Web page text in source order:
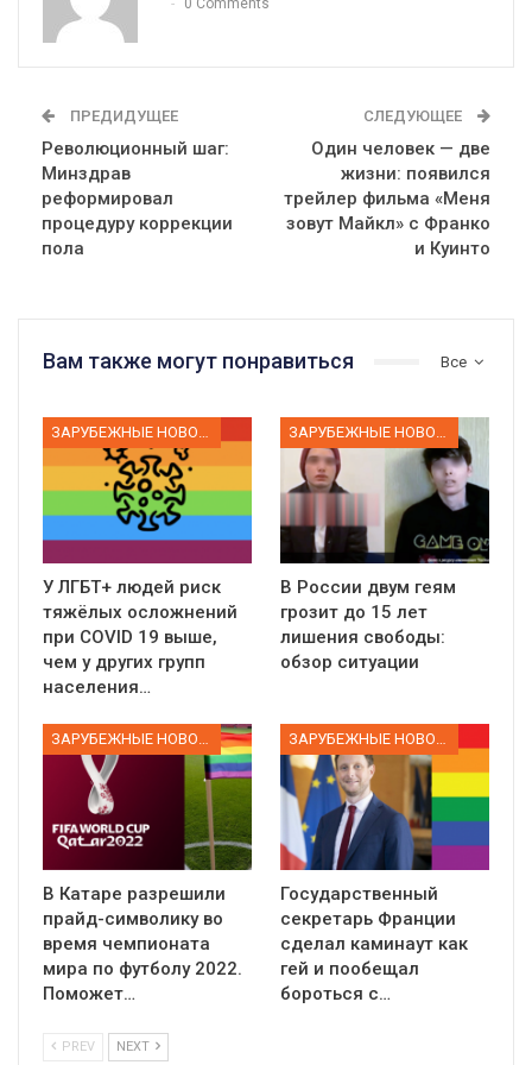
ПРЕДИДУЩЕЕ
Революционный шаг:
Минздрав
реформировал
процедуру коррекции
пола
СЛЕДУЮЩЕЕ
Один человек — две
жизни: появился
трейлер фильма «Меня
зовут Майкл» с Франко
и Куинто
Все
Вам также могут понравиться
У ЛГБТ+ людей риск
тяжёлых осложнений
при COVID 19 выше,
чем у других групп
населения…
В России двум геям
грозит до 15 лет
лишения свободы:
обзор ситуации
ЗАРУБЕЖНЫЕ НОВОСТИ
В Катаре разрешили
прайд-символику во
время чемпионата
мира по футболу 2022.
Поможет…
ЗАРУБЕЖНЫЕ НОВОСТИ
Государственный
секретарь Франции
сделал каминаут как
гей и пообещал
бороться с…
PREV NEXT